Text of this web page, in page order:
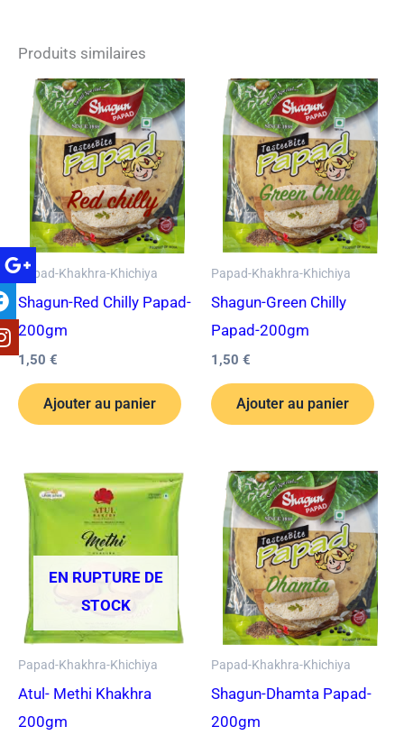
Produits similaires
Papad-Khakhra-Khichiya
Shagun-Red Chilly Papad-
200gm
1,50 €
Ajouter au panier
Papad-Khakhra-Khichiya
Shagun-Green Chilly
Papad-200gm
1,50 €
Ajouter au panier
EN RUPTURE DE
STOCK
Papad-Khakhra-Khichiya
Atul- Methi Khakhra
200gm
Papad-Khakhra-Khichiya
Shagun-Dhamta Papad-
200gm